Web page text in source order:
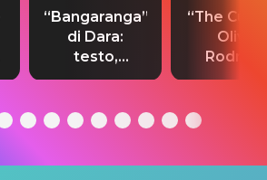
“Bangaranga”
di Dara:
testo,
traduzione e
del singolo
“The
Olivia
testo,